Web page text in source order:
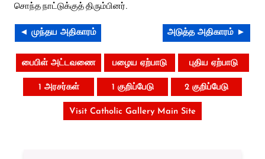
சொந்த நாட்டுக்குத் திரும்பினர்.
◄ முந்தய அதிகாரம் அடுத்த அதிகாரம் ►
பைபிள் அட்டவணை பழைய ஏற்பாடு புதிய ஏற்பாடு
1 அரசர்கள் 1 குறிப்பேடு 2 குறிப்பேடு
Visit Catholic Gallery Main Site